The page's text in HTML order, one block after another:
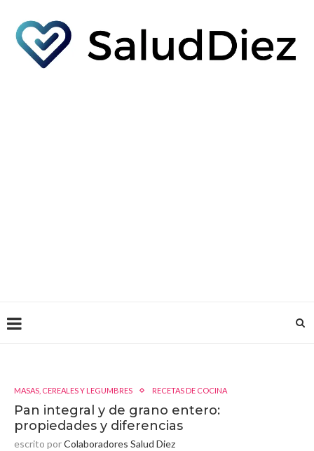
MASAS, CEREALES Y LEGUMBRES RECETAS DE COCINA
Pan integral y de grano entero:
propiedades y diferencias
escrito porColaboradores Salud Diez